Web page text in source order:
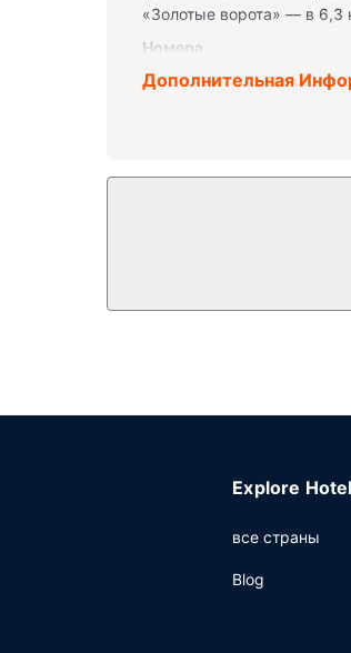
«Золотые ворота» — в 6,3
Номера
Почувствуйте себя как
Гостям предоставляются
Когда вы
Дополнительная
Explore
все страны
Blog